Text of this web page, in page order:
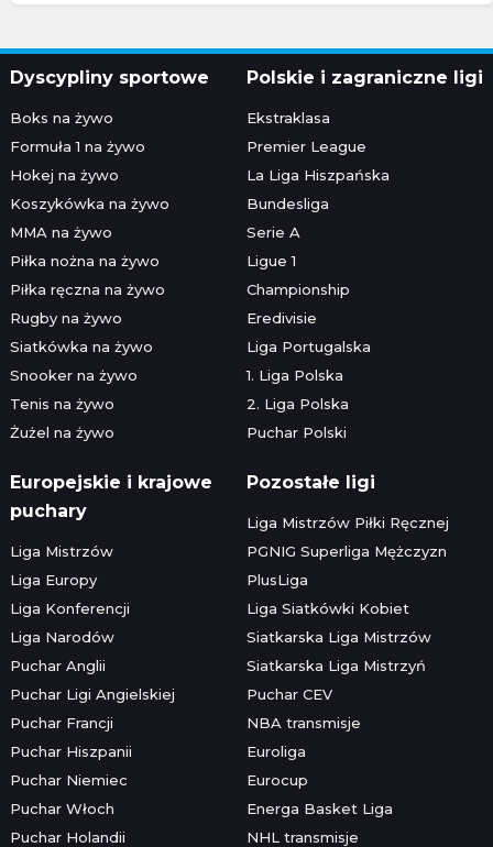
Dyscypliny sportowe
Boks na żywo
Formuła 1 na żywo
Hokej na żywo
Koszykówka na żywo
MMA na żywo
Piłka nożna na żywo
Piłka ręczna na żywo
Rugby na żywo
Siatkówka na żywo
Snooker na żywo
Tenis na żywo
Żużel na żywo
Polskie i zagraniczne ligi
Ekstraklasa
Premier League
La Liga Hiszpańska
Bundesliga
Serie A
Ligue 1
Championship
Eredivisie
Liga Portugalska
1. Liga Polska
2. Liga Polska
Puchar Polski
Europejskie i krajowe
puchary
Liga Mistrzów
Liga Europy
Liga Konferencji
Liga Narodów
Puchar Anglii
Puchar Ligi Angielskiej
Puchar Francji
Puchar Hiszpanii
Puchar Niemiec
Puchar Włoch
Puchar Holandii
Pozostałe ligi
Liga Mistrzów Piłki Ręcznej
PGNIG Superliga Mężczyzn
PlusLiga
Liga Siatkówki Kobiet
Siatkarska Liga Mistrzów
Siatkarska Liga Mistrzyń
Puchar CEV
NBA transmisje
Euroliga
Eurocup
Energa Basket Liga
NHL transmisje